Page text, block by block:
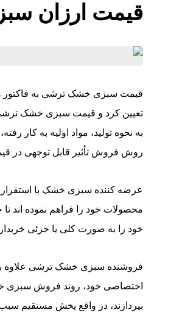
قیمت ارزان
قیمت سبزی خشک ترشی به فاکتور
تعیین کرد و قیمت سبزی خشک ترشی
به نحوه تولید، مواد اولیه به کار
روش فروش تأثیر قابل توجهی در
عرضه کننده سبزی خشک با
محصولات خود را فراهم نموده اند تا
خود را به صورت کلی یا جزئی
فروشنده سبزی خشک ترشی علاوه
اختصاصی خود، روند فروش سبزی خشک
بپردازند، در واقع پخش مستقیم